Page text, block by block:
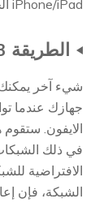
iPhone/iPad الخاص بك، ثم إعادة فتح التطبيق.
الطريقة 3: إعادة تعيين إعدادات الشبكة
شيء آخر يمكنك
جهازك عندما
الايفون. ستقوم
في ذلك
الافتراضية
الشبكة، فإن